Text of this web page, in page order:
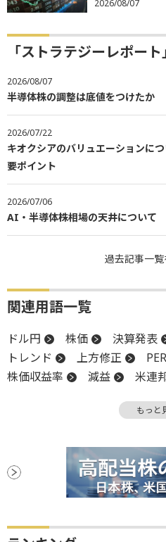
2026/08/07
「ストラテジーレポー
2026/08/07
半導体株の調整は底値をつけたか
2026/07/22
キオクシアのバリュエーションに
要ポイント
2026/07/06
AI・半導体株相場の天井について
過去記事一覧
関連用語一覧
ドル円 株価 決算発表
トレンド
上方修正 PER
株価収益率
減益
米連
上場
日
もっと